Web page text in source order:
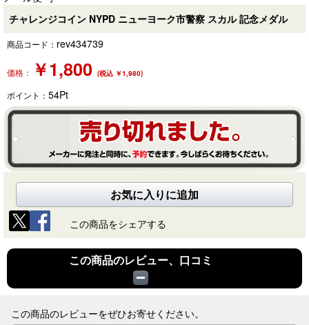
チャレンジコイン NYPD ニューヨーク市警察 スカル 記念メダル
商品コード： rev434739
価格： ￥1,800 (税込 ￥1,980)
ポイント： 54Pt
お気に入りに追加
この商品をシェアする
この商品のレビュー、口コミ
この商品のレビューをぜひお寄せください。